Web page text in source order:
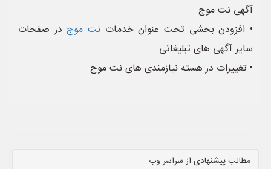
آگهی نت موج
• افزودن بخشی تحت عنوان خدمات نت موجدر صفحات
سایر آگهی های تبلیغاتی
• تغییرات در هسته نیازمندی های نت موج
مطالب پیشنهادی از سراسر وب